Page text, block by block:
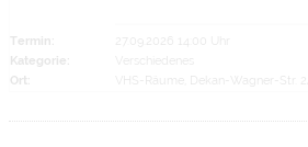
Termin:
Kategorie:
Ort:
VHS-Räume, Dekan-Wagner-Str.